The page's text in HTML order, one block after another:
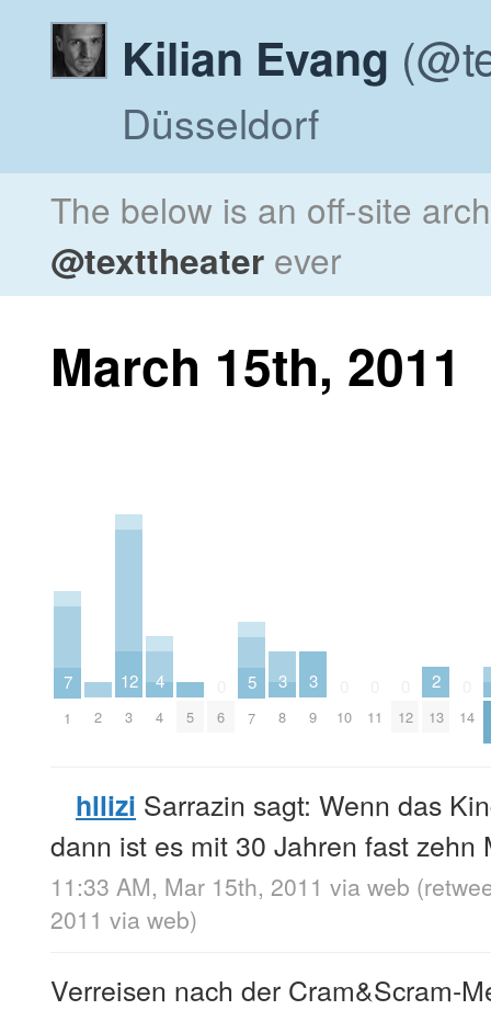
Kilian Evang
Düsseldorf
The below is an off-site
@texttheater ever
March 15th, 2011
7
1 2
12
3
4
4 5 6
5
7
3
8
3
9 10 11 12
2
13 14
hllizi Sarrazin sagt: Wenn das
dann ist es mit 30 Jahren fast zehn
11:33 AM, Mar 15th, 2011 via web
2011 via web)
Verreisen nach der Cram&Scram-